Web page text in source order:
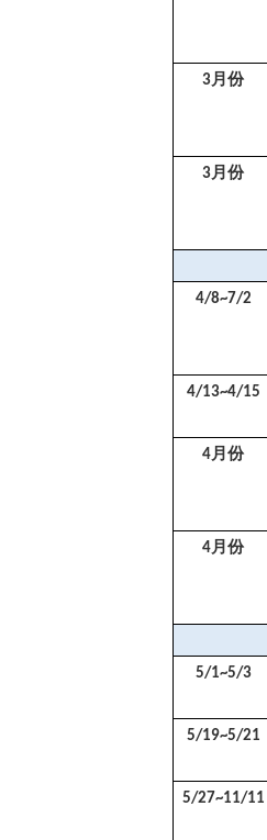
3 月份
3 月份
4/8~7/2
4/13~4/15
4 月份
4 月份
5/1~5/3
5/19~5/21
5/27~11/11